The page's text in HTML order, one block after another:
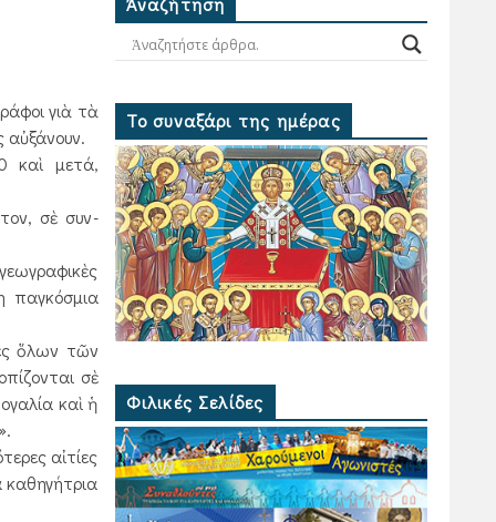
γιὰ τὰ
καὶ μετά,
σὲ συν­
παγκόσμια
ὅλων τῶν
σὲ
καὶ ἡ
αἰτίες
καθηγήτρια
Το συναξάρι της ημέρας
Φιλικές Σελίδες